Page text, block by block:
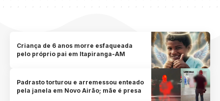
Criança de 6 anos morre esfaqueada
pelo próprio pai em Itapiranga-AM
Padrasto torturou e arremessou enteado
pela janela em Novo Airão; mãe é presa